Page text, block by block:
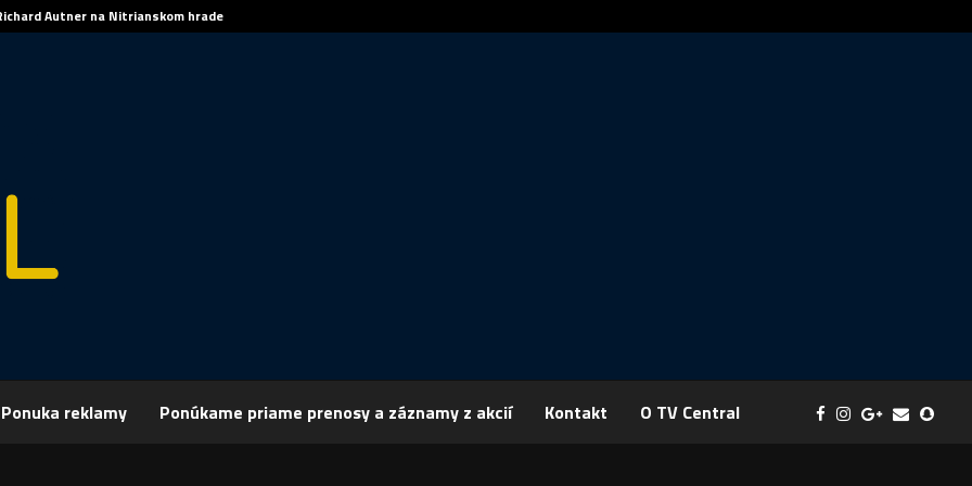
Autner na Nitrianskom hrade
Ponuka reklamy Ponúkame priame prenosy a záznamy z akcií Kontakt O TV Central